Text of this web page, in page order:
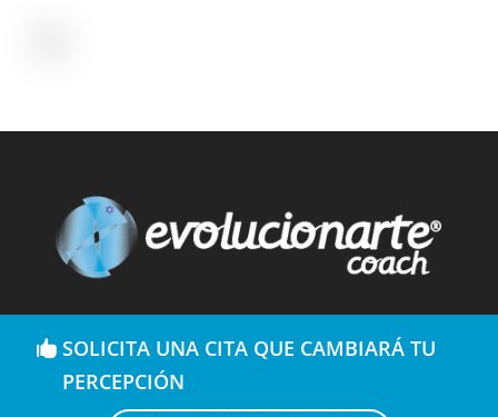
SOLICITA UNA CITA QUE CAMBIARÁ TU
PERCEPCIÓN